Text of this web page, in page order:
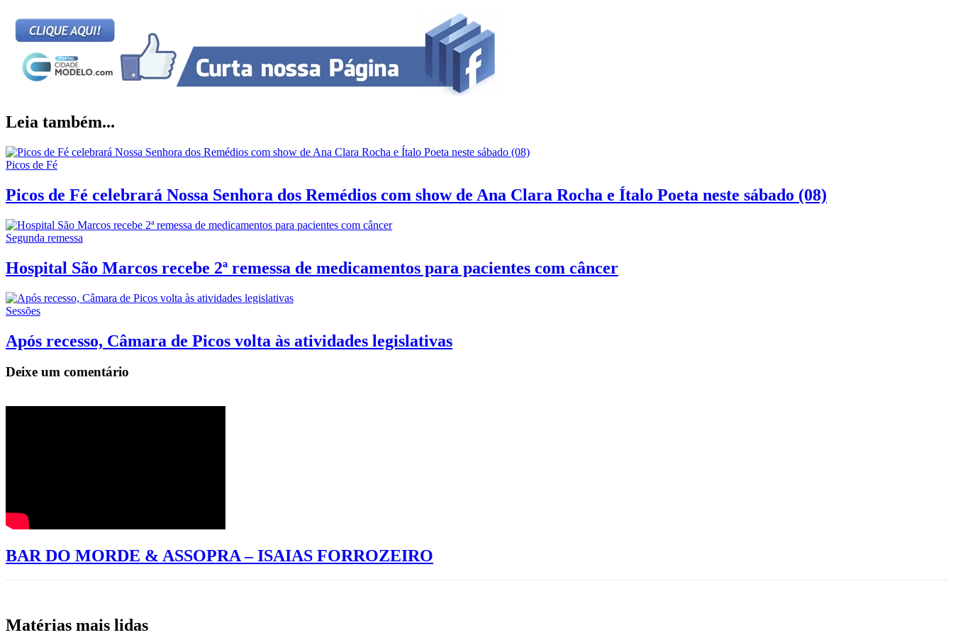
Leia também...
Picos de Fé
Picos de Fé celebrará Nossa Senhora dos Remédios com show de Ana Clara Rocha e Ítalo Poeta neste sábado (08)
Segunda remessa
Hospital São Marcos recebe 2ª remessa de medicamentos para pacientes com câncer
Sessões
Após recesso, Câmara de Picos volta às atividades legislativas
Deixe um comentário
BAR DO MORDE & ASSOPRA – ISAIAS FORROZEIRO
Matérias mais lidas